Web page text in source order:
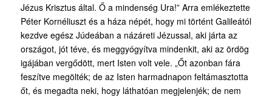
Jézus Krisztus által. Ő a mindenség Ura!” Arra emlékeztette
Péter Kornéliuszt és a háza népét, hogy mi történt Galileától
kezdve egész Júdeában a názáreti Jézussal, aki járta az
országot, jót téve, és meggyógyítva mindenkit, aki az ördög
igájában vergődött, mert Isten volt vele. „Őt azonban fára
feszítve megölték; de az Isten harmadnapon feltámasztotta
őt, és megadta neki, hogy láthatóan megjelenjék; de nem